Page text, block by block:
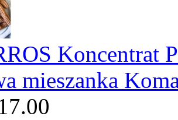
Koncentrat
mieszanka